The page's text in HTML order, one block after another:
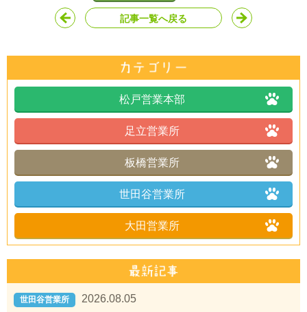
記事一覧へ戻る
松戸営業本部
足立営業所
板橋営業所
世田谷営業所
大田営業所
世田谷営業所
2026.08.05